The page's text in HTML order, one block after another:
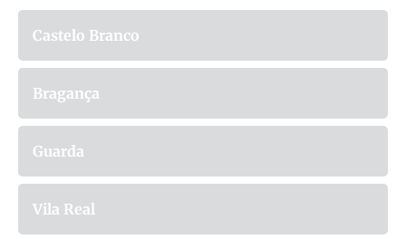
Castelo Branco
Bragança
Guarda
Vila Real